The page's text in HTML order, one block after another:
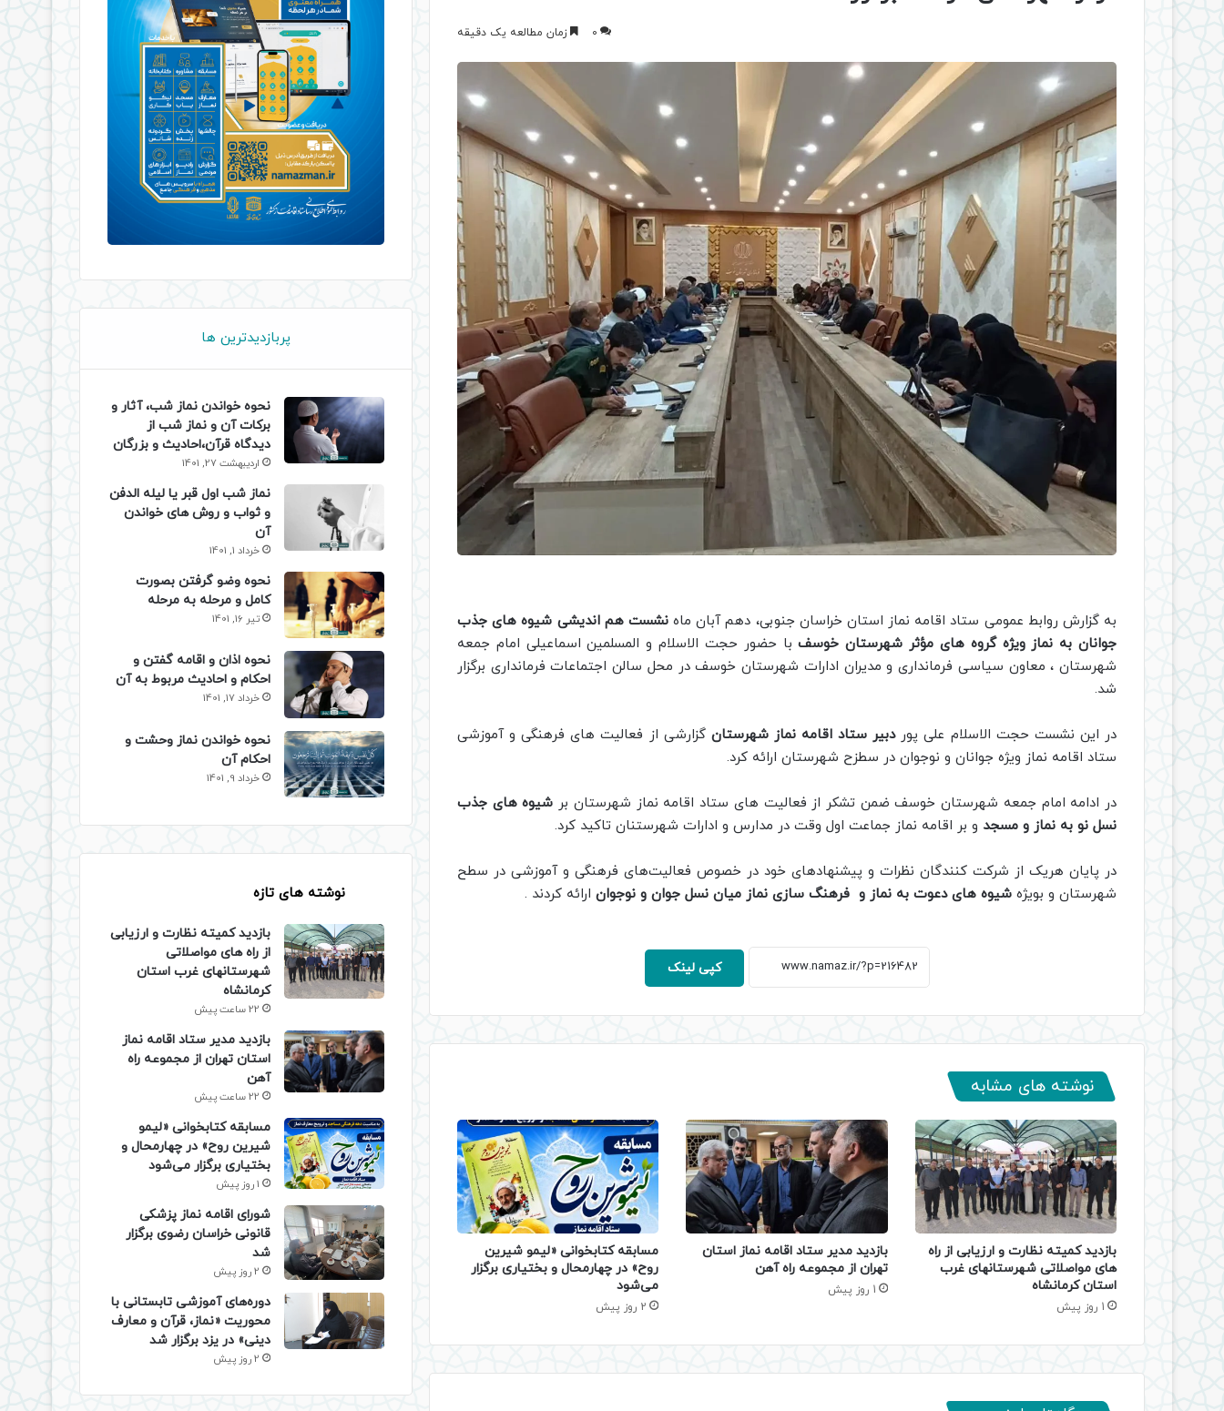
0 زمان مطالعه یک دقیقه
به گزارش روابط عمومی ستاد اقامه نماز استان خراسان جنوبی، دهم آبان ماهنشست هم اندیشی شیوه های جذب
جوانان به نماز ویژه گروه های مؤثر شهرستان خوسفبا حضور حجت الاسلام و المسلمین اسماعیلی امام جمعه
شهرستان ، معاون سیاسی فرمانداری و مدیران ادارات شهرستان خوسف در محل سالن اجتماعات فرمانداری برگزار
شد.
در این نشست حجت الاسلام علی پور دبیر ستاد اقامه نماز شهرستان گزارشی از فعالیت های فرهنگی و آموزشی
ستاد اقامه نماز ویژه جوانان و نوجوان در سطزح شهرستان ارائه کرد.
در ادامه امام جمعه شهرستان خوسف ضمن تشکر از فعالیت های ستاد اقامه نماز شهرستان بر شیوه های جذب
نسل نو به نماز و مسجد و بر اقامه نماز جماعت اول وقت در مدارس و ادارات شهرستنان تاکید کرد.
در پایان هریک از شرکت کنندگان نظرات و پیشنهادهای خود در خصوص فعالیت‌های فرهنگی و آموزشی در سطح
شهرستان و بویژه شیوه های دعوت به نماز و فرهنگ سازی نماز میان نسل جوان و نوجوان ارائه کردند .
کپی لینک
نوشته های مشابه
بازدید کمیته نظارت و ارزیابی از راه
های مواصلاتی شهرستانهای غرب
استان کرمانشاه
1 روز پیش
بازدید مدیر ستاد اقامه نماز استان
تهران از مجموعه راه آهن
1 روز پیش
مسابقه کتابخوانی «لیمو شیرین
روح» در چهارمحال و بختیاری برگزار
می‌شود
2 روز پیش
پربازدیدترین ها
نحوه خواندن نماز شب، آثار و
برکات آن و نماز شب از
دیدگاه قرآن،احادیث و بزرگان
اردیبهشت 27, 1401
نماز شب اول قبر یا لیله الدفن
و ثواب و روش های خواندن
آن
خرداد 1, 1401
نحوه وضو گرفتن بصورت
کامل و مرحله به مرحله
تیر 16, 1401
نحوه اذان و اقامه گفتن و
احکام و احادیث مربوط به آن
خرداد 17, 1401
نحوه خواندن نماز وحشت و
احکام آن
خرداد 9, 1401
نوشته های تازه
بازدید کمیته نظارت و ارزیابی
از راه های مواصلاتی
شهرستانهای غرب استان
کرمانشاه
22 ساعت پیش
بازدید مدیر ستاد اقامه نماز
استان تهران از مجموعه راه
آهن
22 ساعت پیش
مسابقه کتابخوانی «لیمو
شیرین روح» در چهارمحال و
بختیاری برگزار می‌شود
1 روز پیش
شورای اقامه نماز پزشکی
قانونی خراسان رضوی برگزار
شد
2 روز پیش
دوره‌های آموزشی تابستانی با
محوریت «نماز، قرآن و معارف
دینی» در یزد برگزار شد
2 روز پیش